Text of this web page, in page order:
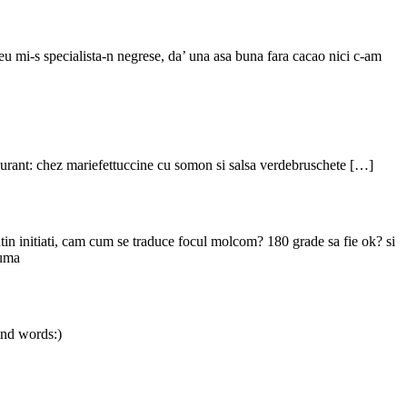
s specialista-n negrese, da’ una asa buna fara cacao nici c-am
chez mariefettuccine cu somon si salsa verdebruschete […]
initiati, cam cum se traduce focul molcom? 180 grade sa fie ok? si
words:)